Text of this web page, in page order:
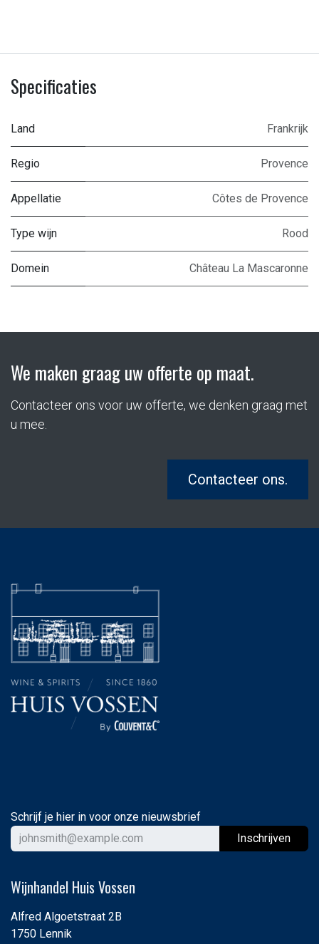
Specificaties
Land Frankrijk
Regio Provence
Appellatie Côtes de Provence
Type wijn Rood
Domein Château La Mascaronne
We maken graag uw offerte op maat.
Contacteer ons voor uw offerte, we denken graag met
u mee.
Contacteer ons.
Schrijf je hier in voor onze nieuwsbrief
Inschrijven
Wijnhandel Huis Vossen
Alfred Algoetstraat 2B
1750 Lennik